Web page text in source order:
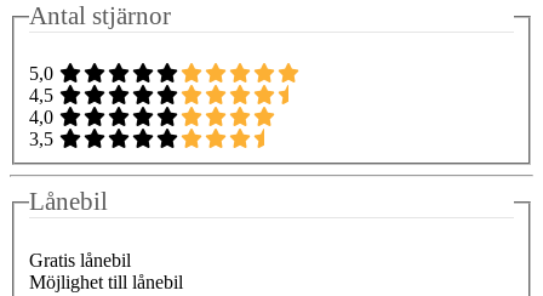
Antal stjärnor
5,0
4,5
4,0
3,5
Lånebil
Gratis lånebil
Möjlighet till lånebil